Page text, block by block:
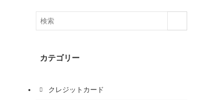
カテゴリー
クレジットカード